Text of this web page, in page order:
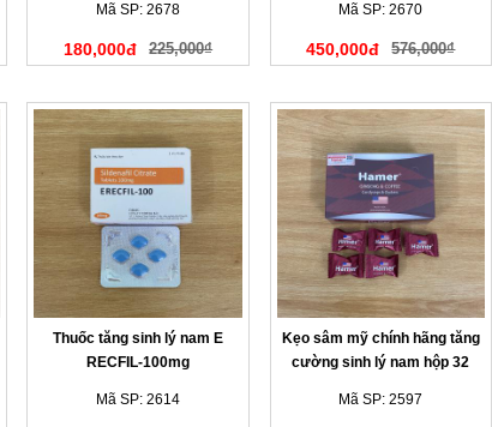
Mã SP: 2678
180,000đ 225,000₫
Mã SP: 2670
450,000đ 576,000₫
Thuốc tăng sinh lý nam E
RECFIL-100mg
Mã SP: 2614
Kẹo sâm mỹ chính hãng tăng
cường sinh lý nam hộp 32
Mã SP: 2597